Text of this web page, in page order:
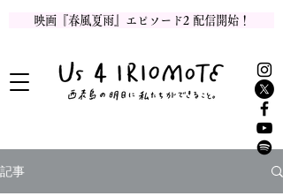
映画『春風夏雨』エピソード2 配信開始！
記事